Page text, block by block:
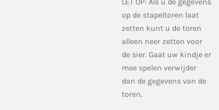
op de stapeltoren laat
zetten kunt u de toren
alleen neer zetten voor
de sier. Gaat uw kindje er
mee spelen verwijder
dan de gegevens van de
toren.